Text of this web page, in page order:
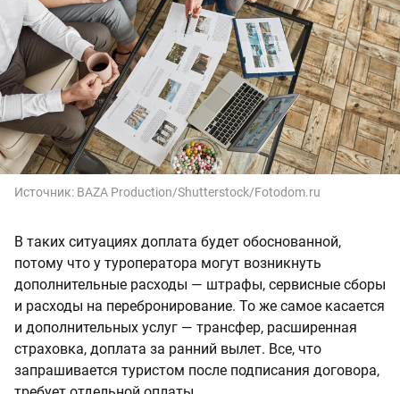
Источник: BAZA Production/Shutterstock/Fotodom.ru
В таких ситуациях доплата будет обоснованной,
потому что у туроператора могут возникнуть
дополнительные расходы — штрафы, сервисные сборы
и расходы на перебронирование. То же самое касается
и дополнительных услуг — трансфер, расширенная
страховка, доплата за ранний вылет. Все, что
запрашивается туристом после подписания договора,